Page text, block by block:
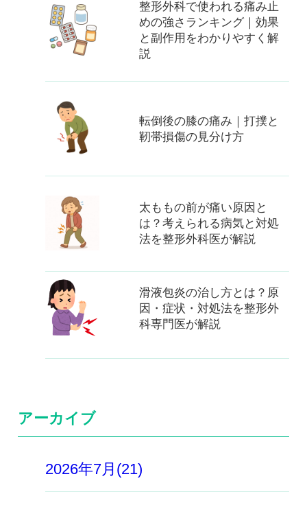
整形外科で使われる痛み止
めの強さランキング｜効果
と副作用をわかりやすく解
説
転倒後の膝の痛み｜打撲と
靭帯損傷の見分け方
太ももの前が痛い原因と
は？考えられる病気と対処
法を整形外科医が解説
滑液包炎の治し方とは？原
因・症状・対処法を整形外
科専門医が解説
アーカイブ
2026年7月(21)